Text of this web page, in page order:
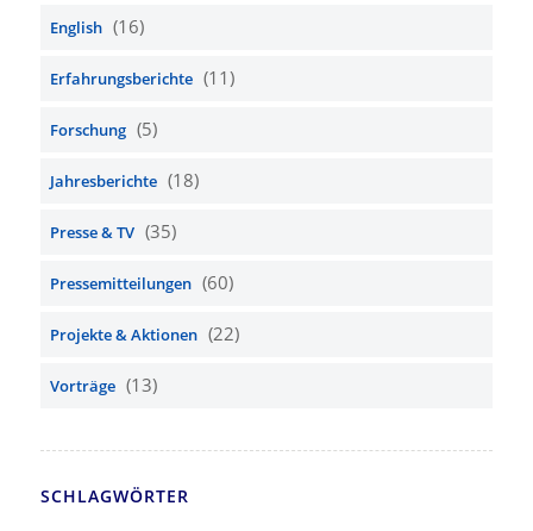
English (16)
Erfahrungsberichte (11)
Forschung (5)
Jahresberichte (18)
Presse & TV (35)
Pressemitteilungen (60)
Projekte & Aktionen (22)
Vorträge (13)
SCHLAGWÖRTER